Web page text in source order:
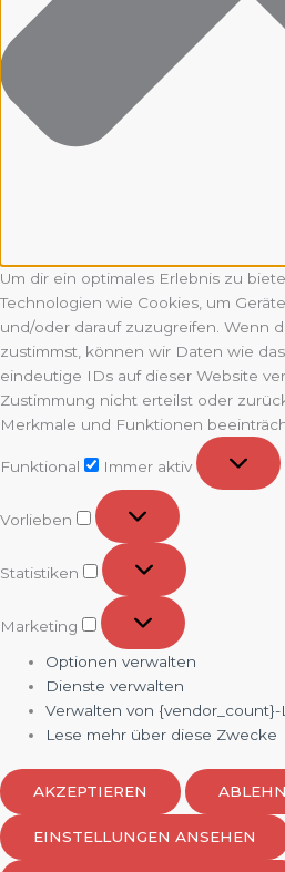
Um dir ein optimales Erlebnis zu
Technologien wie Cookies, um
und/oder darauf zuzugreifen. Wenn
zustimmst, können wir Daten wie
eindeutige IDs auf dieser Website
Zustimmung nicht erteilst oder
Merkmale und Funktionen
Funktional
Immer aktiv
Vorlieben
Vorlieben
Statistiken
Statistiken
Marketing
Marketing
Optionen verwalten
Dienste verwalten
Verwalten von {vendor_count}-
Lese mehr über diese Zwecke
AKZEPTIEREN
EINSTELLUNGEN ANSEHEN